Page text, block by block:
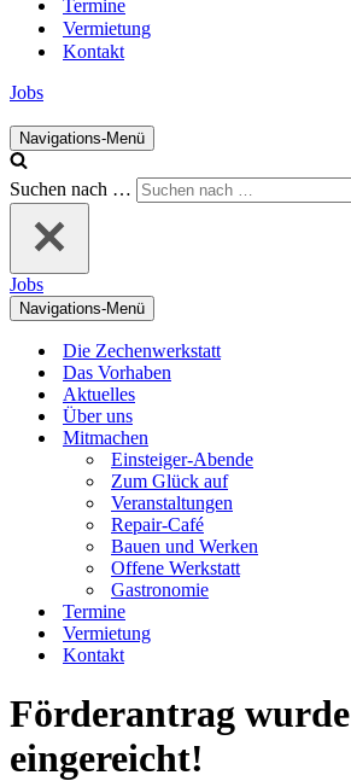
Termine
Vermietung
Kontakt
Jobs
Navigations-Menü
Suchen nach …
Jobs
Navigations-Menü
Die Zechenwerkstatt
Das Vorhaben
Aktuelles
Über uns
Mitmachen
Einsteiger-Abende
Zum Glück auf
Veranstaltungen
Repair-Café
Bauen und Werken
Offene Werkstatt
Gastronomie
Termine
Vermietung
Kontakt
Förderantrag wurde
eingereicht!